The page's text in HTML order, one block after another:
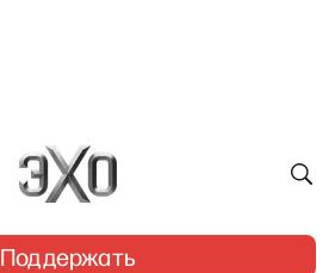
Поддержать